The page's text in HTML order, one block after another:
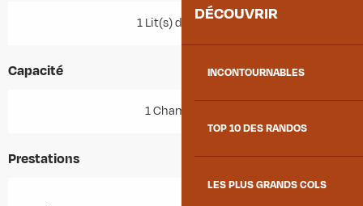
DÉCOUVRIR
INCONTOURNABLES
TOP 10 DES RANDOS
LES PLUS GRANDS COLS
1 Lit(s) double(s)
Capacité
1 Chambre(s)
Prestations